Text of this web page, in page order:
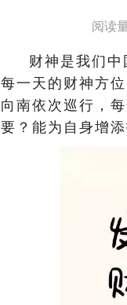
阅读
财神是我们
每一天的财神方
向南依次巡行，
要？能为自身增